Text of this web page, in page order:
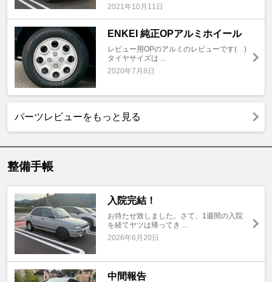
2021年10月11日
ENKEI 純正OPアルミホイール
レビュー用OPのアルミのレビューです( )
タイヤサイズは ...
2020年7月8日
パーツレビューをもっと見る
整備手帳
入院完結！
お待たせ致しました。さて、1週間の入院
を経てヤツは帰ってき ...
2026年6月20日
中間報告